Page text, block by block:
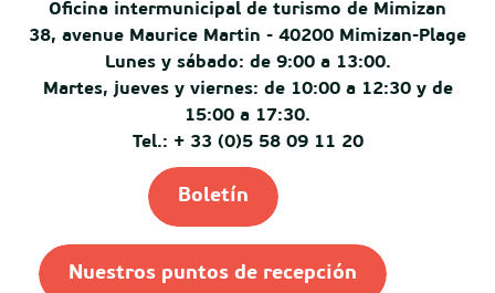
Oficina intermunicipal de turismo de Mimizan
38, avenue Maurice Martin - 40200 Mimizan-Plage
Lunes y sábado: de 9:00 a 13:00.
Martes, jueves y viernes: de 10:00 a 12:30 y de
15:00 a 17:30.
Tel.: + 33 (0)5 58 09 11 20
Boletín
Nuestros puntos de recepción